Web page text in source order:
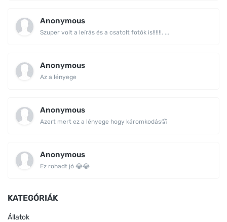
Anonymous
Szuper volt a leírás és a csatolt fotók is!!!!!!. ...
Anonymous
Az a lényege
Anonymous
Azert mert ez a lényege hogy káromkodás🤦
Anonymous
Ez rohadt jó 😂😂
KATEGÓRIÁK
Állatok